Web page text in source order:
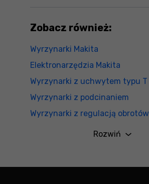
Zobacz również:
Wyrzynarki Makita
Elektronarzędzia Makita
Wyrzynarki z uchwytem typu T
Wyrzynarki z podcinaniem
Wyrzynarki z regulacją obrotów
Wyrzynarki akumulatorowe
Rozwiń